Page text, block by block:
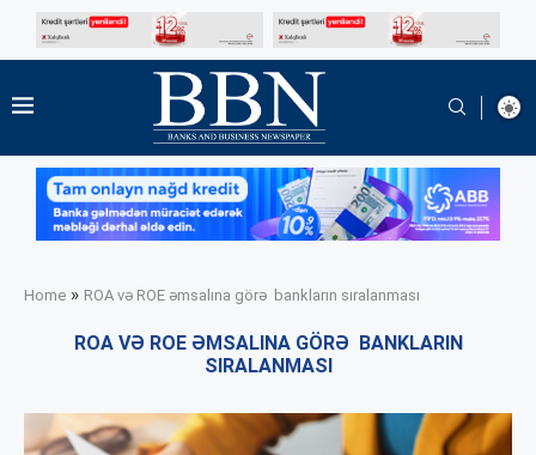
Home » ROA və ROE əmsalına görə bankların sıralanması
ROA VƏ ROE ƏMSALINA GÖRƏ BANKLARIN
SIRALANMASI